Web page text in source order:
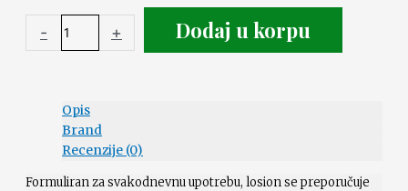
- + Dodaj u korpu
Opis
Brand
Recenzije (0)
Formuliran za svakodnevnu upotrebu, losion se preporučuje